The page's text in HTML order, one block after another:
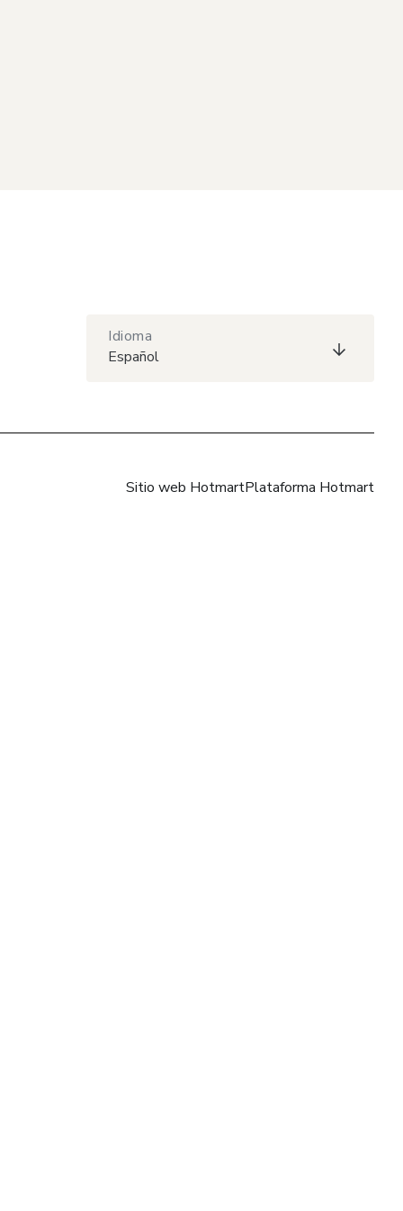
Idioma
Español
Sitio web HotmartPlataforma Hotmart